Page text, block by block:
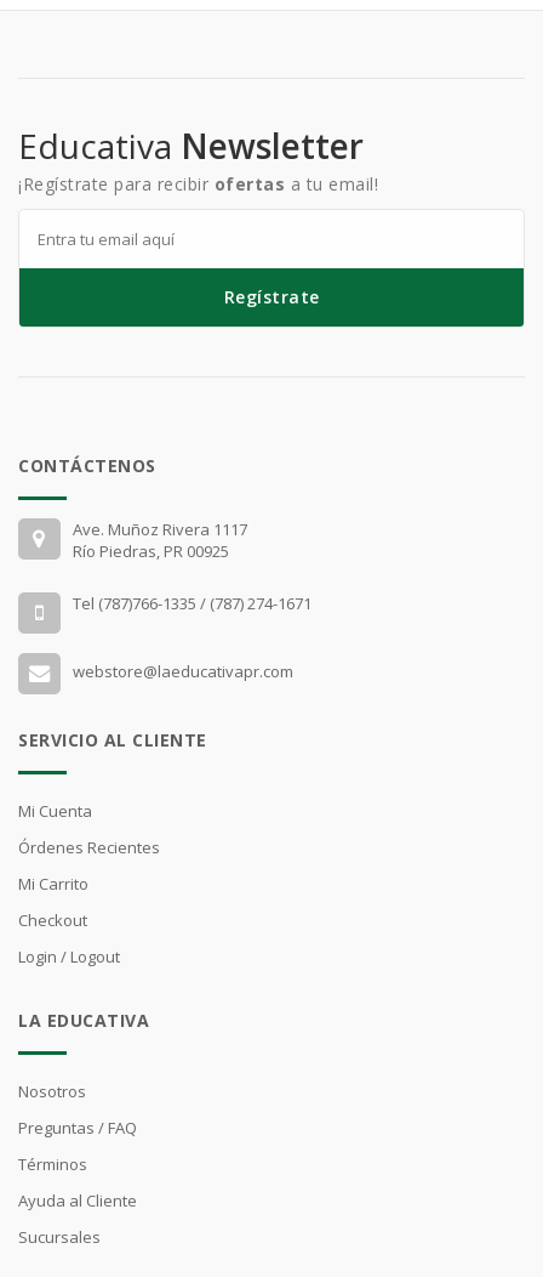
Educativa Newsletter
¡Regístrate para recibir ofertas a tu email!
Regístrate
CONTÁCTENOS
Ave. Muñoz Rivera 1117
Río Piedras, PR 00925
Tel (787)766-1335 / (787) 274-1671
webstore@laeducativapr.com
SERVICIO AL CLIENTE
Mi Cuenta
Órdenes Recientes
Mi Carrito
Checkout
Login / Logout
LA EDUCATIVA
Nosotros
Preguntas / FAQ
Términos
Ayuda al Cliente
Sucursales